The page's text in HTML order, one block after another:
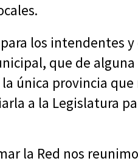
los intendentes y
que de
única provincia
a la Legislatura
la Red nos